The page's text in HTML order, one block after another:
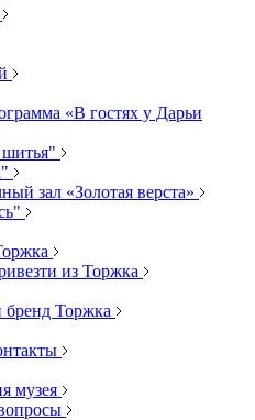
«В гостях у Дарьи
зал «Золотая верста»
из Торжка
бренд Торжка
музея